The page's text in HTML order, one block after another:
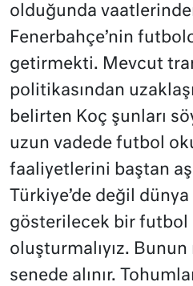
olduğunda
Fenerbahçe’nin
getirmekti. Mevcut
politikasından
belirten Koç şunları
uzun vadede futbol
faaliyetlerini baştan
Türkiye’de değil
gösterilecek bir futbol
oluşturmalıyız.
senede alınır.